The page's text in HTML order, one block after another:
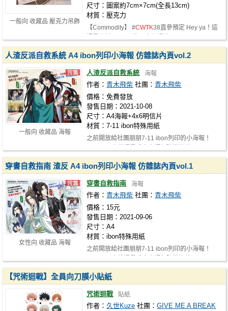
一般向 收藏品 壓克力吊飾
尺寸：圖案約7cm×7cm(全長13cm)
材質：壓克力
【Commodity】 #CWTK38直參預定 Hey ya！這
一般向 收藏品 海報
人渣反派自救系統 A4 ibon列印小海報 仿雜誌內頁vol.2
人渣反派自救系統 海報
作者：青木飛柴 社團：青木飛柴
價格：免費發放
發售日期：2021-10-08
尺寸：A4海報+4x6明信片
材質：7-11 ibon特殊用紙
之前開放給社團朋朋7-11 ibon列印的小海報！
女性向 收藏品 海報
穿書自救指南 渣反 A4 ibon列印小海報 仿雜誌內頁vol.1
穿書自救指南 海報
作者：青木飛柴 社團：青木飛柴
價格：15元
發售日期：2021-09-06
尺寸：A4
材質：ibon特殊用紙
之前開放給社團朋朋7-11 ibon列印的小海報！
【咒術迴戰】全員向刀膜小貼紙
咒術迴戰 貼紙
作者：久世Kuze 社團：GIVE ME A BREAK